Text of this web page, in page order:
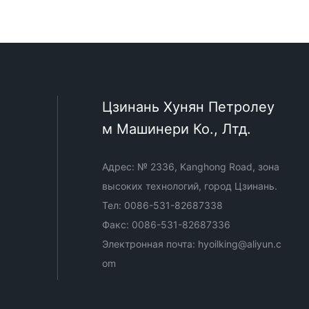
Цзинань Хунян Петролеу
м Машинери Ко., Лтд.
Адрес: № 2336, Kanghong Road, зона
высоких технологий, город Цзинань.
Тел: 0086-531-82687338
Факс: 0086-531-82687336
Электронная почта: hyoilking@aliyun.c
om